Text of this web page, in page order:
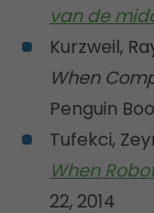
van de
Kurzweil,
When
Penguin
Tufekci,
When
22, 2014